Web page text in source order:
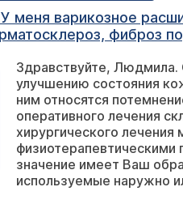
меня варикозное
фиброз
Какие флеботоники и
С 2-3-4?
Здравствуйте, Людмила. Оперативное лечение варикозной болезни в некоторых случаях может способствовать
улучшению состояния
ним относятся потемнение кожи (гиперпигментация), если сформировалась - "плотная" кожа (склероз). Часто после
оперативного лечения склероз становится
хирургического
физиотерапевтическими процедурами не все так просто. Мы должны
значение имеет Ваш образ жизни,
используемые наружно или в виде системных